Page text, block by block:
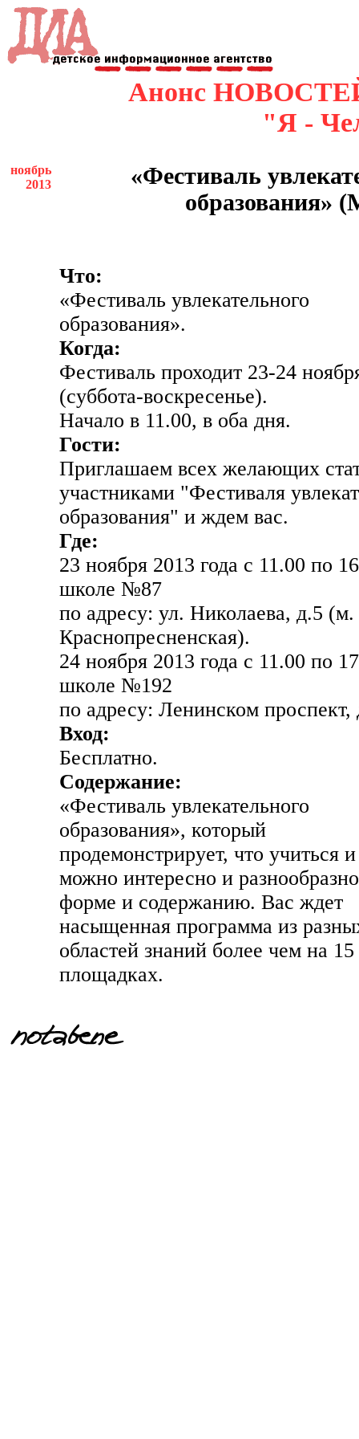
Анонс
"Я -
ноябрь
2013
«Фестиваль
образования»
Что:
«Фестиваль увлекательного
образования».
Когда:
Фестиваль проходит 23-24
(суббота-воскресенье).
Начало в 11.00, в оба дня.
Гости:
Приглашаем всех желающих
участниками "Фестиваля
образования" и ждем вас.
Где:
23 ноября 2013 года с 11.00 по
школе №87
по адресу: ул. Николаева, д.5 (м.
Краснопресненская).
24 ноября 2013 года с 11.00 по
школе №192
по адресу: Ленинском
Вход:
Бесплатно.
Содержание:
«Фестиваль увлекательного
образования», который
продемонстрирует, что учиться
можно интересно и
форме и содержанию. Вас ждет
насыщенная программа из
областей знаний более чем на 15
площадках.